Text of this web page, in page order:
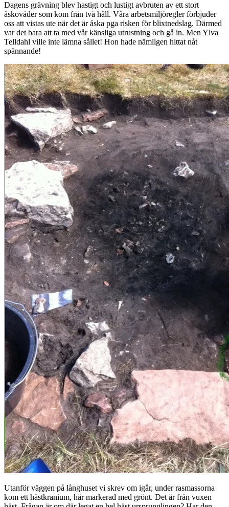
Dagens grävning blev hastigt och lustigt avbruten av ett stort
åskoväder som kom från två håll. Våra arbetsmiljöregler förbjuder
oss att vistas ute när det är åska pga risken för blixtnedslag. Därmed
var det bara att ta med vår känsliga utrustning och gå in. Men Ylva
Telldahl ville inte lämna sållet! Hon hade nämligen hittat nåt
spännande!
Utanför väggen på långhuset vi skrev om igår, under rasmassorna
kom ett hästkranium, här markerad med grönt. Det är från vuxen